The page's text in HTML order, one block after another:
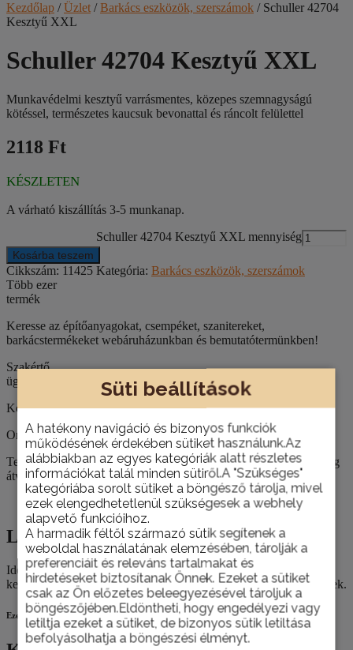
Süti beállítások
A hatékony navigáció és bizonyos funkciók
működésének érdekében sütiket használunk.Az
alábbiakban az egyes kategóriák alatt részletes
információkat talál minden sütiről.A "Szükséges"
kategóriába sorolt sütiket a böngésző tárolja, mivel
ezek elengedhetetlenül szükségesek a webhely
alapvető funkcióihoz.
A harmadik féltől származó sütik segítenek a
weboldal használatának elemzésében, tárolják a
preferenciáit és releváns tartalmakat és
hirdetéseket biztosítanak Önnek. Ezeket a sütiket
csak az Ön előzetes beleegyezésével tároljuk a
böngészőjében.Eldöntheti, hogy engedélyezi vagy
letiltja ezeket a sütiket, de bizonyos sütik letiltása
befolyásolhatja a böngészési élményt.
Kezdőlap /Üzlet /Barkács eszközök, szerszámok / Schuller 42704
Kesztyű XXL
Schuller 42704 Kesztyű XXL
Munkavédelmi kesztyű varrásmentes, közepes szemnagyságú
kötéssel, természetes kaucsuk bevonattal és ráncolt felülettel
2118 Ft
KÉSZLETEN
A várható kiszállítás 3-5 munkanap.
Schuller 42704 Kesztyű XXL mennyiség
Kosárba teszem
Cikkszám: 11425 Kategória: Barkács eszközök, szerszámok
Több ezer
termék
Keresse az építőanyagokat, csempéket, szanitereket,
barkácstermékeket webáruházunkban és bemutatótermünkben!
Szakértő
ügyfélszolgálat
Kérje építkezéséhez, felújításához szaktanácsadóink segítségét!
Országos házhoz szállítás
Termékeinket nemcsak személyesen, telephelyünkön van lehetőség
átvenni, hanem házhoz is szállítjuk szükség esetén.
Leírás
Leírás
Ide soroljuk az összes építőiparban használatos munkavédelmi
kesztyűt, melyek mechanikus és termikus védelemmel rendelkeznek.
Ezek is érdekelhetik